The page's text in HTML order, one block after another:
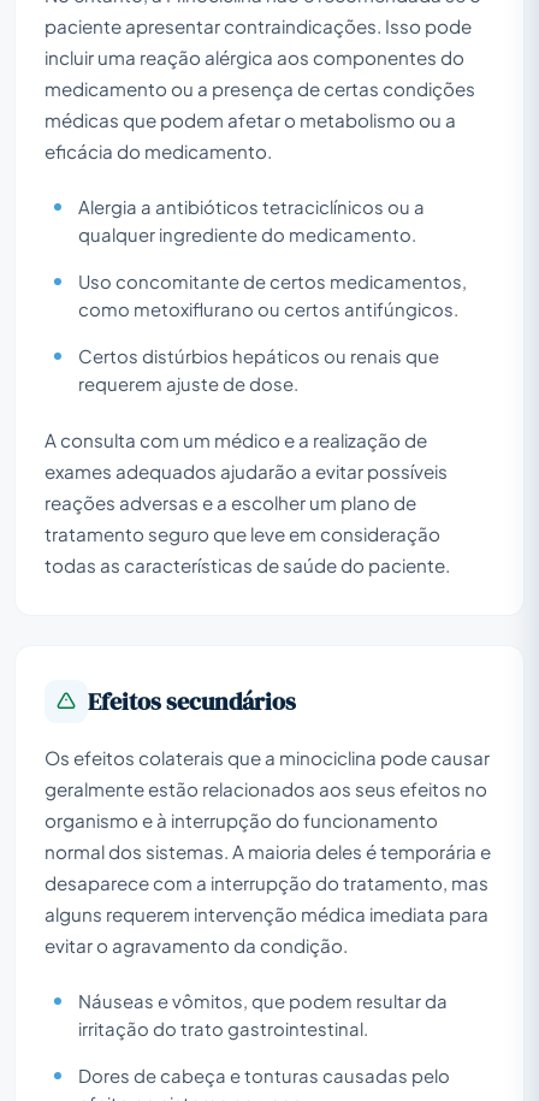
paciente apresentar contraindicações. Isso pode
incluir uma reação alérgica aos componentes do
medicamento ou a presença de certas condições
médicas que podem afetar o metabolismo ou a
eficácia do medicamento.
Alergia a antibióticos tetraciclínicos ou a
qualquer ingrediente do medicamento.
Uso concomitante de certos medicamentos,
como metoxiflurano ou certos antifúngicos.
Certos distúrbios hepáticos ou renais que
requerem ajuste de dose.
A consulta com um médico e a realização de
exames adequados ajudarão a evitar possíveis
reações adversas e a escolher um plano de
tratamento seguro que leve em consideração
todas as características de saúde do paciente.
Efeitos secundários
Os efeitos colaterais que a minociclina pode causar
geralmente estão relacionados aos seus efeitos no
organismo e à interrupção do funcionamento
normal dos sistemas. A maioria deles é temporária e
desaparece com a interrupção do tratamento, mas
alguns requerem intervenção médica imediata para
evitar o agravamento da condição.
Náuseas e vômitos, que podem resultar da
irritação do trato gastrointestinal.
Dores de cabeça e tonturas causadas pelo